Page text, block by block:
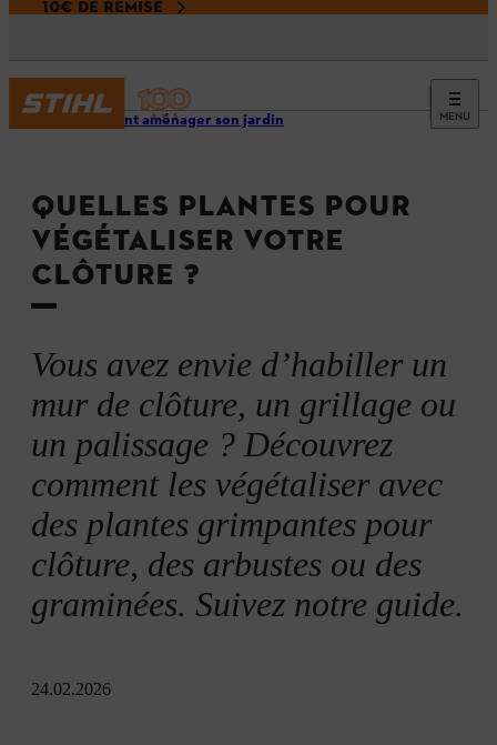
10€ DE REMISE
MENU
Comment aménager son jardin
QUELLES PLANTES POUR
VÉGÉTALISER VOTRE
CLÔTURE ?
Vous avez envie d’habiller un
mur de clôture, un grillage ou
un palissage ? Découvrez
comment les végétaliser avec
des plantes grimpantes pour
clôture, des arbustes ou des
graminées. Suivez notre guide.
24.02.2026